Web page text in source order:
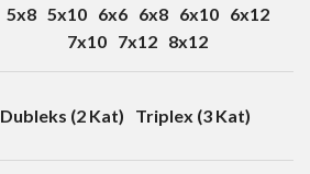
5x8 5x10 6x6 6x8 6x10
6x12
7x10 7x12 8x12
Dubleks (2 Kat) Triplex (3 Kat)